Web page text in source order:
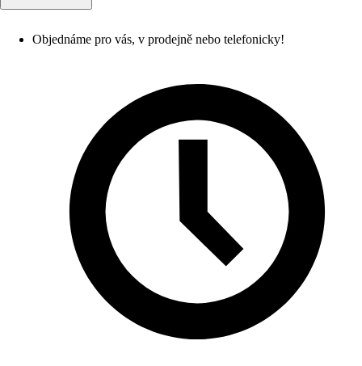
Objednáme pro vás, v prodejně nebo telefonicky!